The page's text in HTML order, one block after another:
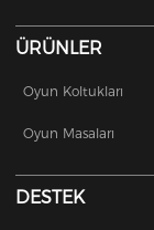
ÜRÜNLER
Oyun Koltukları
Oyun Masaları
DESTEK